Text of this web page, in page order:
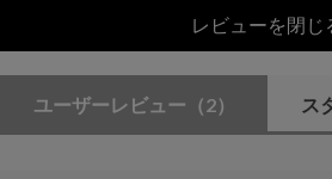
レビューを閉じ
ユーザーレビュー （2） ス